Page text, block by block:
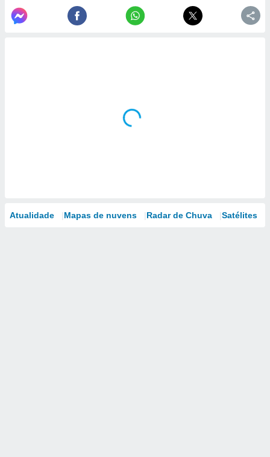
Atualidade Mapas de nuvens Radar de Chuva Satélites